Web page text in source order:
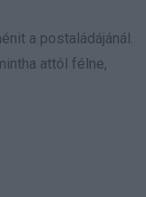
a postaládájánál.
attól félne,